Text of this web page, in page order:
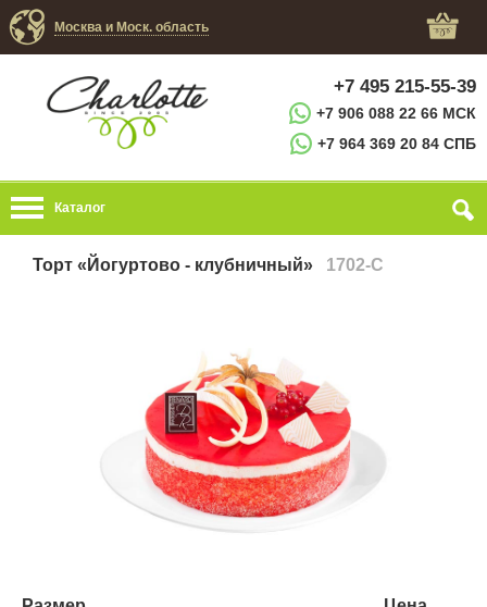
Москва и Моск. область
+7 495 215-55-39
+7 906 088 22 66 МСК
+7 964 369 20 84 СПБ
Каталог
Торт «Йогуртово - клубничный» 1702-C